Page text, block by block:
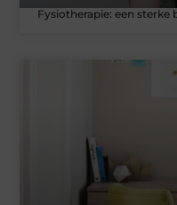
Fysiotherapie: een sterke